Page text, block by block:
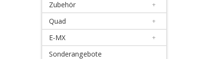
Handschützer
Oversize
Kühlerschutzlamellen
Zubehör +
Quad +
E-MX +
Sonderangebote